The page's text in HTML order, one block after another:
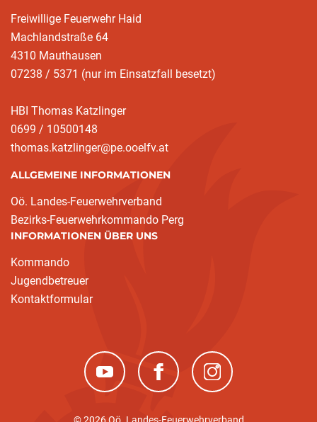
Freiwillige Feuerwehr Haid
Machlandstraße 64
4310 Mauthausen
07238 / 5371 (nur im Einsatzfall besetzt)
HBI Thomas Katzlinger
0699 / 10500148
thomas.katzlinger@pe.ooelfv.at
ALLGEMEINE INFORMATIONEN
Oö. Landes-Feuerwehrverband
Bezirks-Feuerwehrkommando Perg
INFORMATIONEN ÜBER UNS
Kommando
Jugendbetreuer
Kontaktformular
(neues Fenster)(neues Fenster)(neues Fenster)